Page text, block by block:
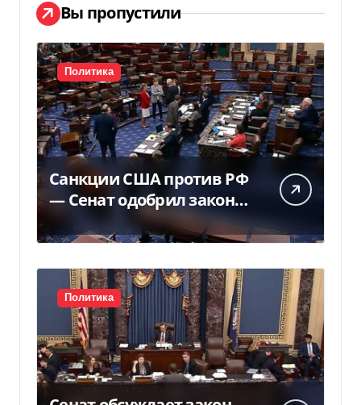
Вы пропустили
Политика
Санкции США против РФ
— Сенат одобрил закон
Грема — Фокус
Политика